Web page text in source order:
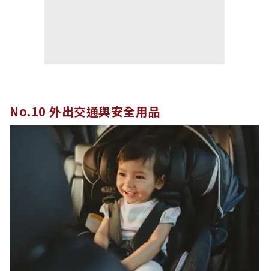
No.10 外出交通與安全用品